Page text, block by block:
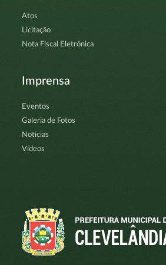
Atos
Licitação
Nota Fiscal Eletrônica
Imprensa
Eventos
Galeria de Fotos
Notícias
Vídeos